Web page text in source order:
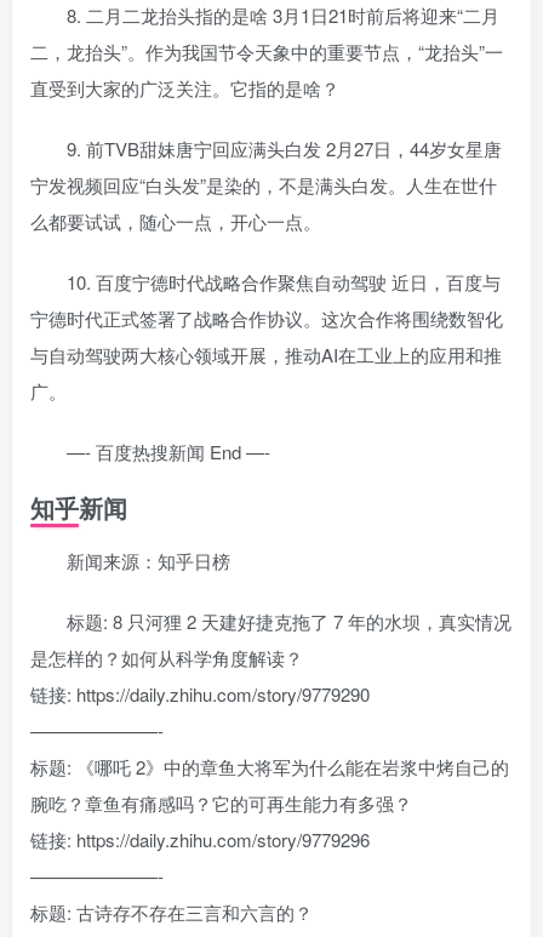
8. 二月二龙抬头指的是啥 3月1日21时前后将迎来“二月
二，龙抬头”。作为我国节令天象中的重要节点，“龙抬头”一
直受到大家的广泛关注。它指的是啥？
9. 前TVB甜妹唐宁回应满头白发 2月27日，44岁女星唐
宁发视频回应“白头发”是染的，不是满头白发。人生在世什
么都要试试，随心一点，开心一点。
10. 百度宁德时代战略合作聚焦自动驾驶 近日，百度与
宁德时代正式签署了战略合作协议。这次合作将围绕数智化
与自动驾驶两大核心领域开展，推动AI在工业上的应用和推
广。
—- 百度热搜新闻 End —-
知乎新闻
新闻来源：知乎日榜
标题: 8 只河狸 2 天建好捷克拖了 7 年的水坝，真实情况
是怎样的？如何从科学角度解读？
链接: https://daily.zhihu.com/story/9779290
———————-
标题: 《哪吒 2》中的章鱼大将军为什么能在岩浆中烤自己的
腕吃？章鱼有痛感吗？它的可再生能力有多强？
链接: https://daily.zhihu.com/story/9779296
———————-
标题: 古诗存不存在三言和六言的？